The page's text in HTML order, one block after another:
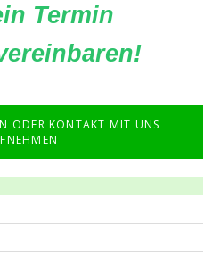
Termin
ODER KONTAKT MIT UNS